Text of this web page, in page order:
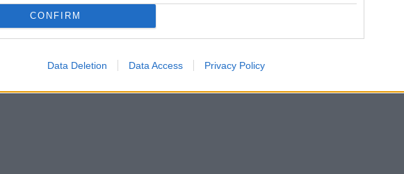
CONFIRM
Data Deletion Data Access Privacy Policy